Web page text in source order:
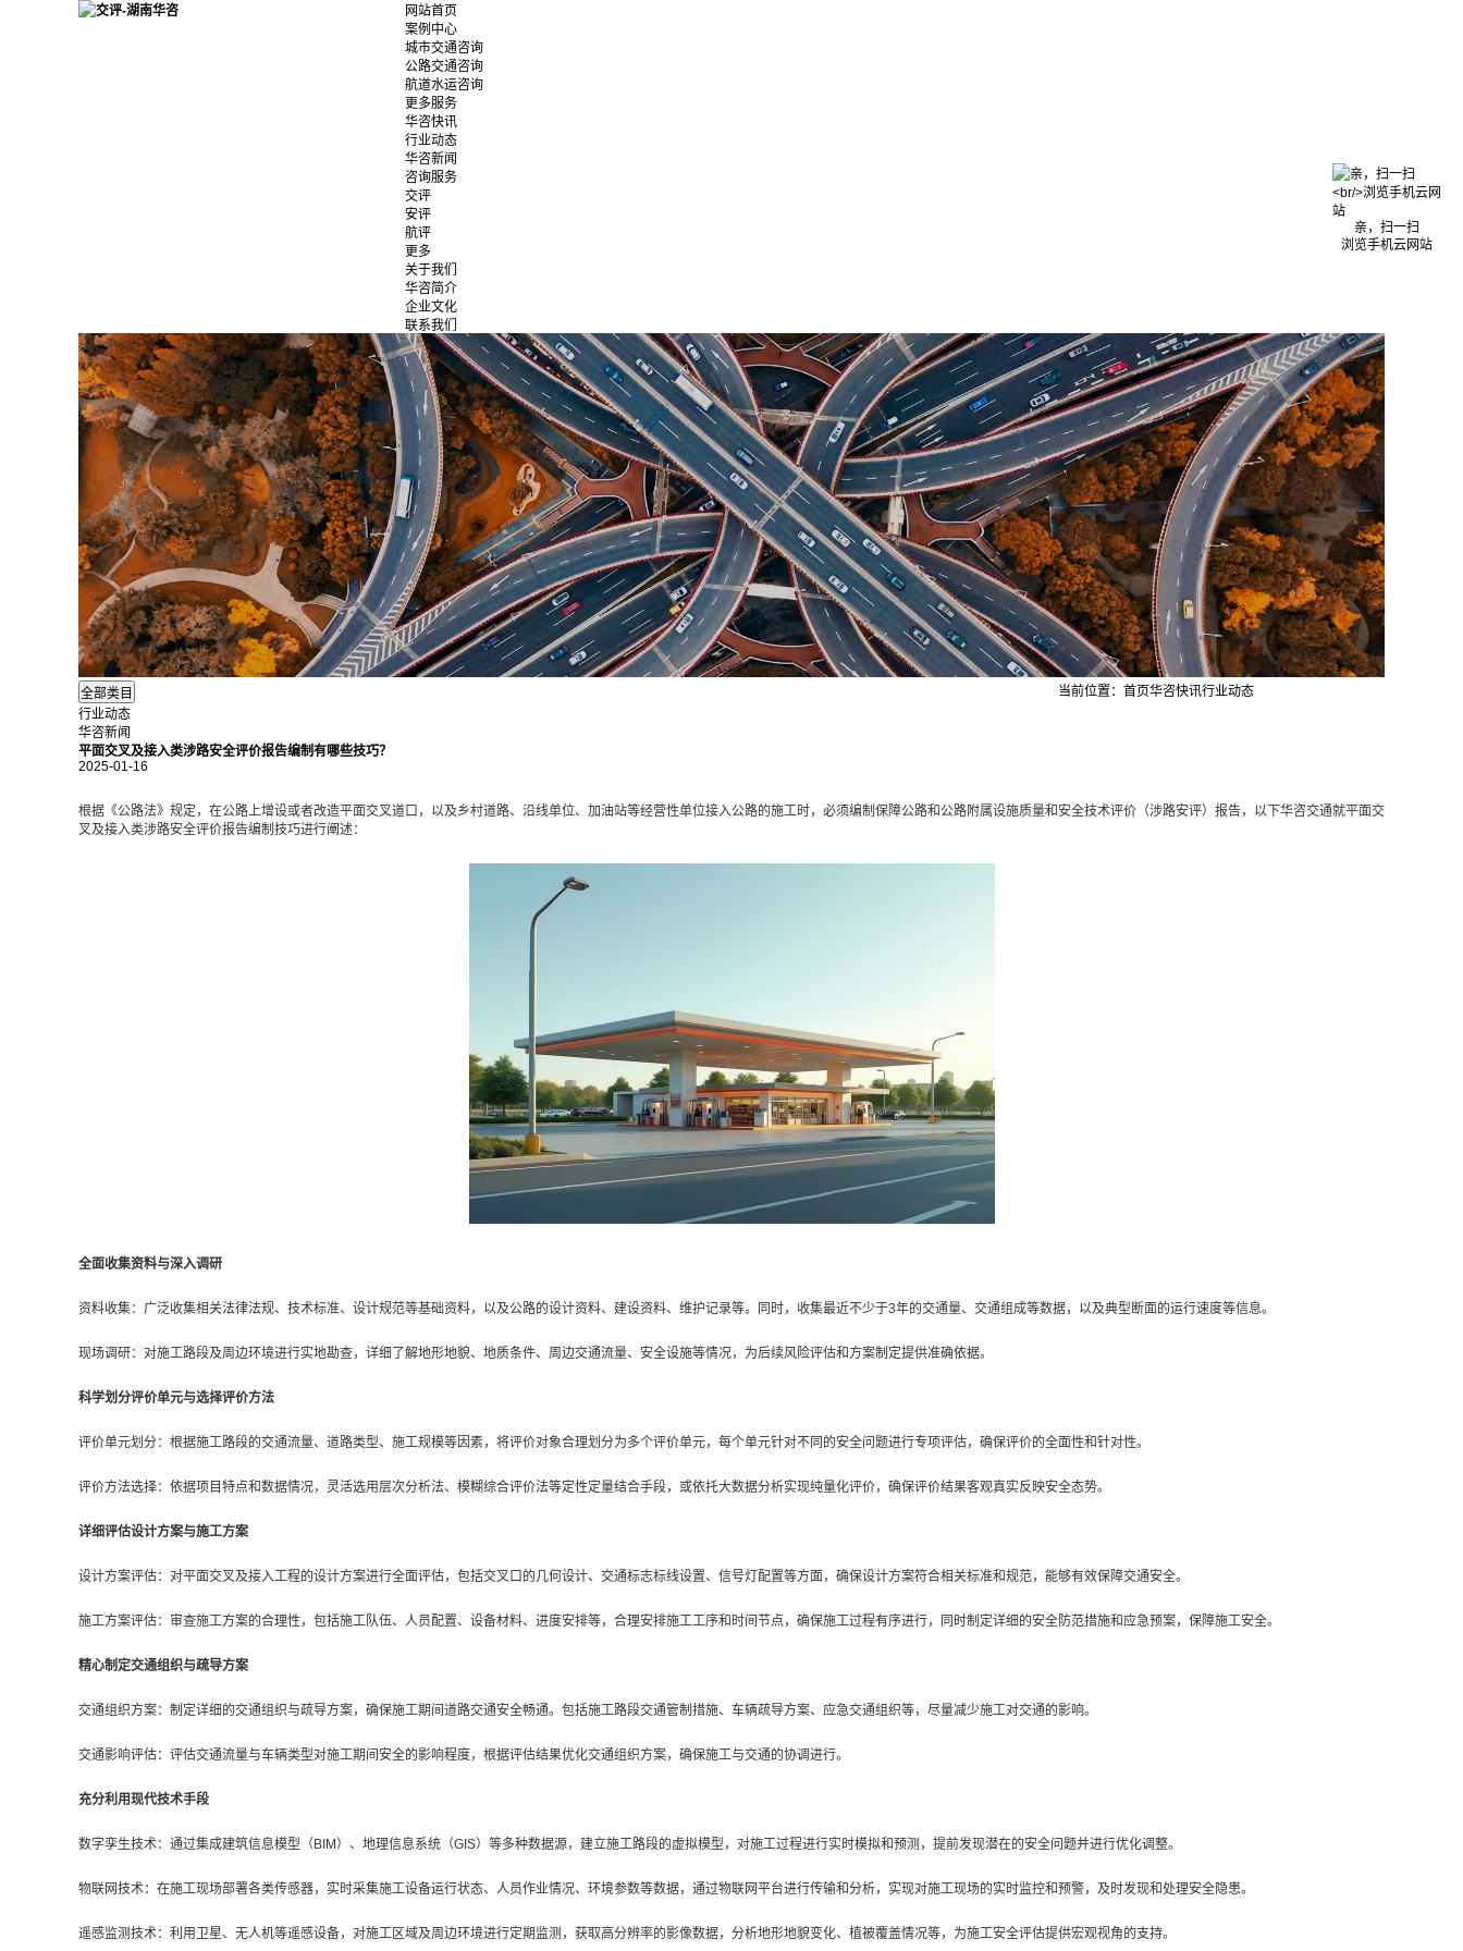
网站首页
案例中心
城市交通咨询
公路交通咨询
航道水运咨询
更多服务
华咨快讯
行业动态
华咨新闻
咨询服务
交评
安评
航评
更多
关于我们
华咨简介
企业文化
联系我们
行业动态
华咨新闻
当前位置： 首页华咨快讯行业动态
平面交叉及接入类涉路安全评价报告编制有哪些技巧？
2025-01-16
根据《公路法》规定，在公路上增设或者改造平面交叉道口，以及乡村道路、沿线单位、加油站等经营性单位接入公路的施工时，必须编制保障公路和公路附属设施质量和安全技术评价（涉路安评）报告，以下华咨交通就平面交
叉及接入类涉路安全评价报告编制技巧进行阐述：
全面收集资料与深入调研
资料收集：广泛收集相关法律法规、技术标准、设计规范等基础资料，以及公路的设计资料、建设资料、维护记录等。同时，收集最近不少于3年的交通量、交通组成等数据，以及典型断面的运行速度等信息。
现场调研：对施工路段及周边环境进行实地勘查，详细了解地形地貌、地质条件、周边交通流量、安全设施等情况，为后续风险评估和方案制定提供准确依据。
科学划分评价单元与选择评价方法
评价单元划分：根据施工路段的交通流量、道路类型、施工规模等因素，将评价对象合理划分为多个评价单元，每个单元针对不同的安全问题进行专项评估，确保评价的全面性和针对性。
评价方法选择：依据项目特点和数据情况，灵活选用层次分析法、模糊综合评价法等定性定量结合手段，或依托大数据分析实现纯量化评价，确保评价结果客观真实反映安全态势。
详细评估设计方案与施工方案
设计方案评估：对平面交叉及接入工程的设计方案进行全面评估，包括交叉口的几何设计、交通标志标线设置、信号灯配置等方面，确保设计方案符合相关标准和规范，能够有效保障交通安全。
施工方案评估：审查施工方案的合理性，包括施工队伍、人员配置、设备材料、进度安排等，合理安排施工工序和时间节点，确保施工过程有序进行，同时制定详细的安全防范措施和应急预案，保障施工安全。
精心制定交通组织与疏导方案
交通组织方案：制定详细的交通组织与疏导方案，确保施工期间道路交通安全畅通。包括施工路段交通管制措施、车辆疏导方案、应急交通组织等，尽量减少施工对交通的影响。
交通影响评估：评估交通流量与车辆类型对施工期间安全的影响程度，根据评估结果优化交通组织方案，确保施工与交通的协调进行。
充分利用现代技术手段
数字孪生技术：通过集成建筑信息模型（BIM）、地理信息系统（GIS）等多种数据源，建立施工路段的虚拟模型，对施工过程进行实时模拟和预测，提前发现潜在的安全问题并进行优化调整。
物联网技术：在施工现场部署各类传感器，实时采集施工设备运行状态、人员作业情况、环境参数等数据，通过物联网平台进行传输和分析，实现对施工现场的实时监控和预警，及时发现和处理安全隐患。
遥感监测技术：利用卫星、无人机等遥感设备，对施工区域及周边环境进行定期监测，获取高分辨率的影像数据，分析地形地貌变化、植被覆盖情况等，为施工安全评估提供宏观视角的支持。
亲，扫一扫
浏览手机云网站